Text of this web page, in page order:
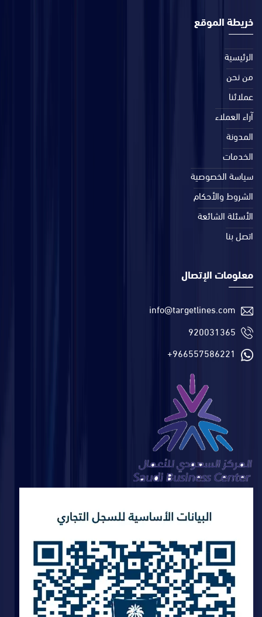
خريطة الموقع
الرئيسية
من نحن
عملائنا
آراء العملاء
المدونة
الخدمات
سياسة الخصوصية
الشروط والأحكام
الأسئلة الشائعة
اتصل بنا
معلومات الإتصال
info@targetlines.com
920031365
+966557586221